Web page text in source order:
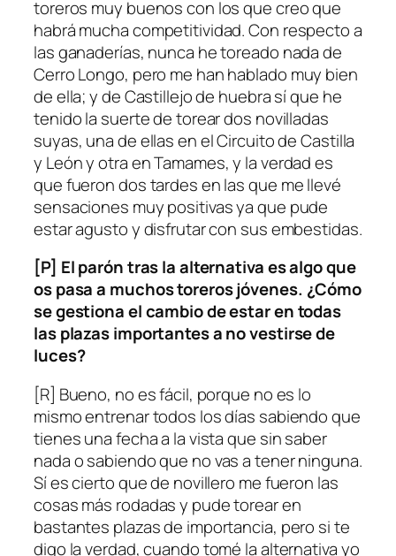
toreros muy buenos con los que creo que
habrá mucha competitividad. Con respecto a
las ganaderías, nunca he toreado nada de
Cerro Longo, pero me han hablado muy bien
de ella; y de Castillejo de huebra sí que he
tenido la suerte de torear dos novilladas
suyas, una de ellas en el Circuito de Castilla
y León y otra en Tamames, y la verdad es
que fueron dos tardes en las que me llevé
sensaciones muy positivas ya que pude
estar agusto y disfrutar con sus embestidas.
[P] El parón tras la alternativa es algo que
os pasa a muchos toreros jóvenes. ¿Cómo
se gestiona el cambio de estar en todas
las plazas importantes a no vestirse de
luces?
[R] Bueno, no es fácil, porque no es lo
mismo entrenar todos los días sabiendo que
tienes una fecha a la vista que sin saber
nada o sabiendo que no vas a tener ninguna.
Sí es cierto que de novillero me fueron las
cosas más rodadas y pude torear en
bastantes plazas de importancia, pero si te
digo la verdad, cuando tomé la alternativa yo